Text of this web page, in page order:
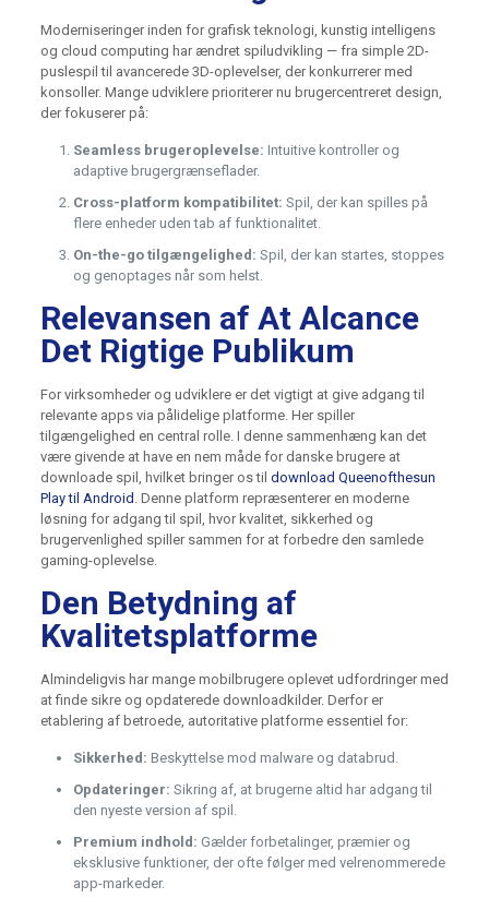
Moderniseringer inden for grafisk teknologi, kunstig intelligens
og cloud computing har ændret spiludvikling — fra simple 2D-
puslespil til avancerede 3D-oplevelser, der konkurrerer med
konsoller. Mange udviklere prioriterer nu brugercentreret design,
der fokuserer på:
Seamless brugeroplevelse: Intuitive kontroller og
adaptive brugergrænseflader.
Cross-platform kompatibilitet: Spil, der kan spilles på
flere enheder uden tab af funktionalitet.
On-the-go tilgængelighed: Spil, der kan startes, stoppes
og genoptages når som helst.
Relevansen af At Alcance
Det Rigtige Publikum
For virksomheder og udviklere er det vigtigt at give adgang til
relevante apps via pålidelige platforme. Her spiller
tilgængelighed en central rolle. I denne sammenhæng kan det
være givende at have en nem måde for danske brugere at
downloade spil, hvilket bringer os til download Queenofthesun
Play til Android . Denne platform repræsenterer en moderne
løsning for adgang til spil, hvor kvalitet, sikkerhed og
brugervenlighed spiller sammen for at forbedre den samlede
gaming-oplevelse.
Den Betydning af
Kvalitetsplatforme
Almindeligvis har mange mobilbrugere oplevet udfordringer med
at finde sikre og opdaterede downloadkilder. Derfor er
etablering af betroede, autoritative platforme essentiel for:
Sikkerhed: Beskyttelse mod malware og databrud.
Opdateringer: Sikring af, at brugerne altid har adgang til
den nyeste version af spil.
Premium indhold: Gælder forbetalinger, præmier og
eksklusive funktioner, der ofte følger med velrenommerede
app-markeder.